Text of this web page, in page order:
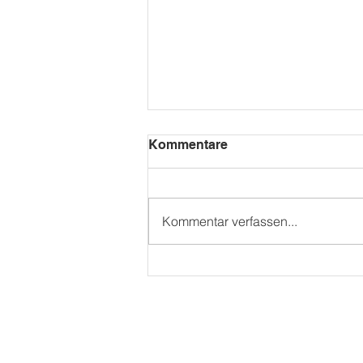
Kommentare
Kommentar verfassen...